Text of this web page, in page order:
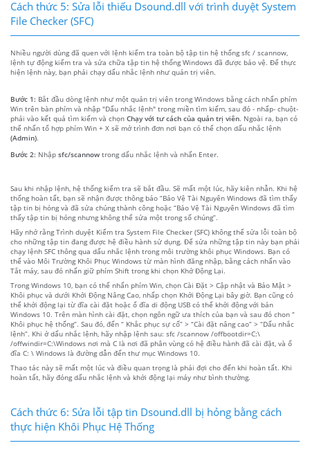
Cách thức 5: Sửa lỗi thiếu Dsound.dll với trình duyệt System
File Checker (SFC)
Nhiều người dùng đã quen với lệnh kiểm tra toàn bộ tập tin hệ thống sfc / scannow,
lệnh tự động kiểm tra và sửa chữa tập tin hệ thống Windows đã được bảo vệ. Để thực
hiện lệnh này, bạn phải chạy dấu nhắc lệnh như quản trị viên.
Bước 1: Bắt đầu dòng lệnh như một quản trị viên trong Windows bằng cách nhấn phím
Win trên bàn phím và nhập "Dấu nhắc lệnh" trong miền tìm kiếm, sau đó - nhấp- chuột-
phải vào kết quả tìm kiếm và chọn Chạy với tư cách của quản trị viên. Ngoài ra, bạn có
thể nhấn tổ hợp phím Win + X sẽ mở trình đơn nơi bạn có thể chọn dấu nhắc lệnh
(Admin).
Bước 2: Nhập sfc/scannow trong dấu nhắc lệnh và nhấn Enter.
Sau khi nhập lệnh, hệ thống kiểm tra sẽ bắt đầu. Sẽ mất một lúc, hãy kiên nhẫn. Khi hệ
thống hoàn tất, bạn sẽ nhận được thông báo “Bảo Vệ Tài Nguyên Windows đã tìm thấy
tập tin bị hỏng và đã sửa chúng thành công hoặc “Bảo Vệ Tài Nguyên Windows đã tìm
thấy tập tin bị hỏng nhưng không thể sửa một trong số chúng”.
Hãy nhớ rằng Trình duyệt Kiểm tra System File Checker (SFC) không thể sửa lỗi toàn bộ
cho những tập tin đang được hệ điều hành sử dụng. Để sửa những tập tin này bạn phải
chạy lệnh SFC thông qua dấu nhắc lệnh trong môi trường khôi phục Windows. Bạn có
thể vào Môi Trường Khôi Phục Windows từ màn hình đăng nhập, bằng cách nhấn vào
Tắt máy, sau đó nhấn giữ phím Shift trong khi chọn Khở Động Lại.
Trong Windows 10, bạn có thể nhấn phím Win, chọn Cài Đặt > Cập nhật và Bảo Mật >
Khôi phục và dưới Khởi Động Nâng Cao, nhấp chọn Khởi Động Lại bây giờ. Bạn cũng có
thể khởi động lại từ đĩa cài đặt hoặc ổ đĩa di động USB có thể khởi động với bản
Windows 10. Trên màn hình cài đặt, chọn ngôn ngữ ưa thích của bạn và sau đó chon “
Khôi phục hệ thống”. Sau đó, đến “ Khắc phục sự cố” > “Cài đặt nâng cao” > “Dấu nhắc
lệnh”. Khi ở dấu nhắc lệnh, hãy nhập lệnh sau: sfc /scannow /offbootdir=C:\
/offwindir=C:\Windows nơi mà C là nơi đã phân vùng có hệ điều hành đã cài đặt, và ổ
đĩa C: \ Windows là đường dẫn đến thư mục Windows 10.
Thao tác này sẽ mất một lúc và điều quan trọng là phải đợi cho đến khi hoàn tất. Khi
hoàn tất, hãy đóng dấu nhắc lệnh và khởi động lại máy như bình thường.
Cách thức 6: Sửa lỗi tập tin Dsound.dll bị hỏng bằng cách
thực hiện Khôi Phục Hệ Thống